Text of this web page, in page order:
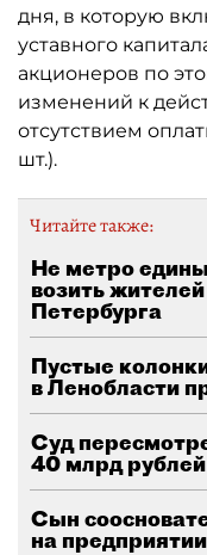
дня, в которую
уставного
акционеров по
изменений к
отсутствием
шт.).
Читайте также:
Не метро
возить
Петербурга
Пустые
в Ленобласти
Суд
40 млрд
Сын
на